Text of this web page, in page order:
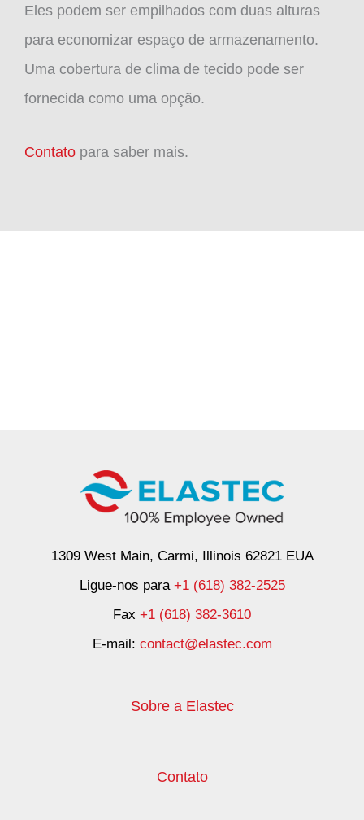
Eles podem ser empilhados com duas alturas
para economizar espaço de armazenamento.
Uma cobertura de clima de tecido pode ser
fornecida como uma opção.
Contato para saber mais.
1309 West Main, Carmi, Illinois 62821 EUA
Ligue-nos para +1 (618) 382-2525
Fax +1 (618) 382-3610
E-mail: contact@elastec.com
Sobre a Elastec
Contato